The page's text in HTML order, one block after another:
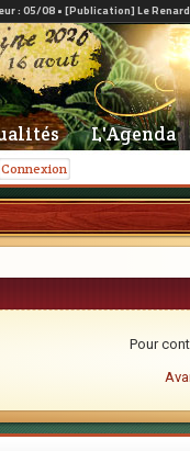
Connexion
L'Agenda
Pour